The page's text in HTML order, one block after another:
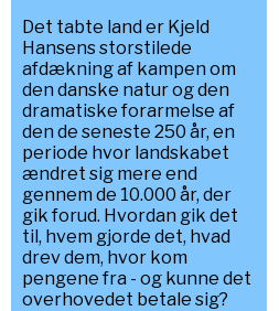
Det tabte land er Kjeld
Hansens storstilede
afdækning af kampen om
den danske natur og den
dramatiske forarmelse af
den de seneste 250 år, en
periode hvor landskabet
ændret sig mere end
gennem de 10.000 år, der
gik forud. Hvordan gik det
til, hvem gjorde det, hvad
drev dem, hvor kom
pengene fra - og kunne det
overhovedet betale sig?